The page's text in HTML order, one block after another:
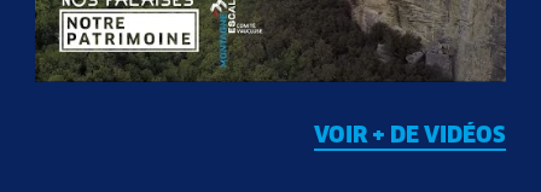
VOIR + DE VIDÉOS